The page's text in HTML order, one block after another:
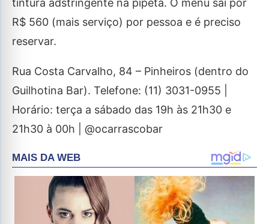
tintura adstringente na pipeta. O menu sai por
R$ 560 (mais serviço) por pessoa e é preciso
reservar.
Rua Costa Carvalho, 84 – Pinheiros (dentro do
Guilhotina Bar). Telefone: (11) 3031-0955 |
Horário: terça a sábado das 19h às 21h30 e
21h30 à 00h | @ocarrascobar